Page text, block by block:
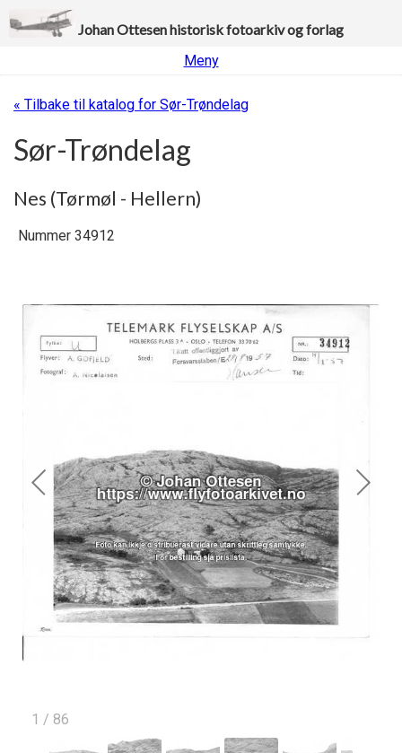
Johan Ottesen historisk fotoarkiv og forlag
Meny
« Tilbake til katalog for Sør-Trøndelag
Sør-Trøndelag
Nes (Tørmøl - Hellern)
1 / 86
Nummer 34912